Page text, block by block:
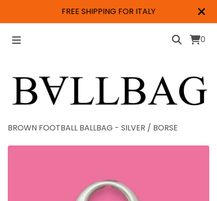
FREE SHIPPING FOR ITALY
0
BROWN FOOTBALL BALLBAG - SILVER / BORSE